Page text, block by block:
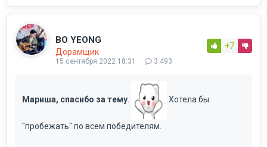
BO YEONG
Дорамщик
15 сентября 2022 18:31 3 493
+7
Мариша, спасибо за тему. Хотела бы
"пробежать" по всем победителям.